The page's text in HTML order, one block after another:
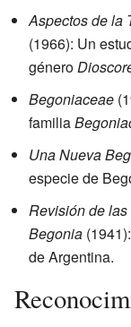
Aspectos de la
(1966): Un
género
Begoniaceae
familia
Una Nueva
especie de
Revisión de
Begonia
de Argentina.